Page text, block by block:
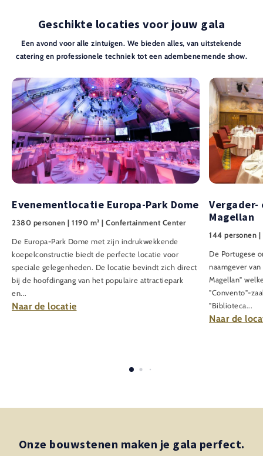
Geschikte locaties voor jouw gala
Een avond voor alle zintuigen. We bieden alles, van uitstekende
catering en professionele techniek tot een adembenemende show.
Evenementlocatie Europa-Park Dome
2380 personen | 1190 m² | Confertainment Center
De Europa-Park Dome met zijn indrukwekkende
koepelconstructie biedt de perfecte locatie voor
speciale gelegenheden. De locatie bevindt zich direct
bij de hoofdingang van het populaire attractiepark
en...
Naar de locatie
Magellan
144 personen |
De Portugese
naamgever
Magellan"
"Convento"-
"Biblioteca...
Naar de
Onze bouwstenen maken je gala perfect.